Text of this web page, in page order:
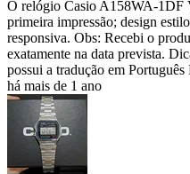
O relógio Casio A158WA-1DF
primeira impressão; design
responsiva. Obs: Recebi o
exatamente na data prevista.
possui a tradução em
há mais de 1 ano